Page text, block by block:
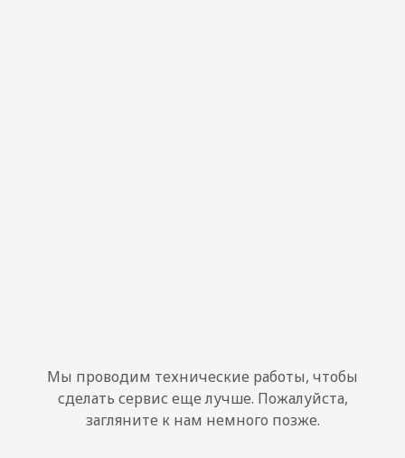
Мы проводим технические работы, чтобы
сделать сервис еще лучше. Пожалуйста,
загляните к нам немного позже.